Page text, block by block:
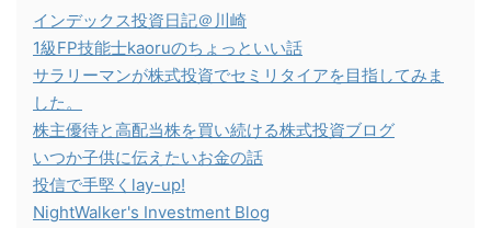
インデックス投資日記＠川崎
1級FP技能士kaoruのちょっといい話
サラリーマンが株式投資でセミリタイアを目指してみま
した。
株主優待と高配当株を買い続ける株式投資ブログ
いつか子供に伝えたいお金の話
投信で手堅くlay-up!
NightWalker's Investment Blog